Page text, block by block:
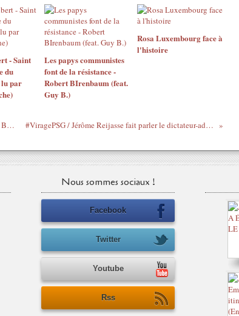
- Saint
du
par
Les papys communistes
font de la résistance -
Robert BIrenbaum (feat.
Guy B.)
Rosa Luxembourg face à
l'histoire
#VendrediLecture La disparition de Ben Barka, racontée par Guy-Pierre Geneuil (#DevoirdHistoire #Narvalo) #ViragePSG / Jérôme Reijasse fait parler le dictateur-adjoint du Gri-Gri International Grégory Protche (Je suis né la même année que PSG)
Nous sommes sociaux !
Facebook
Twitter
Youtube
Rss